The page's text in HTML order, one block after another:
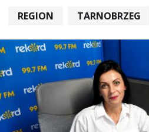
REGION TARNOBRZEG